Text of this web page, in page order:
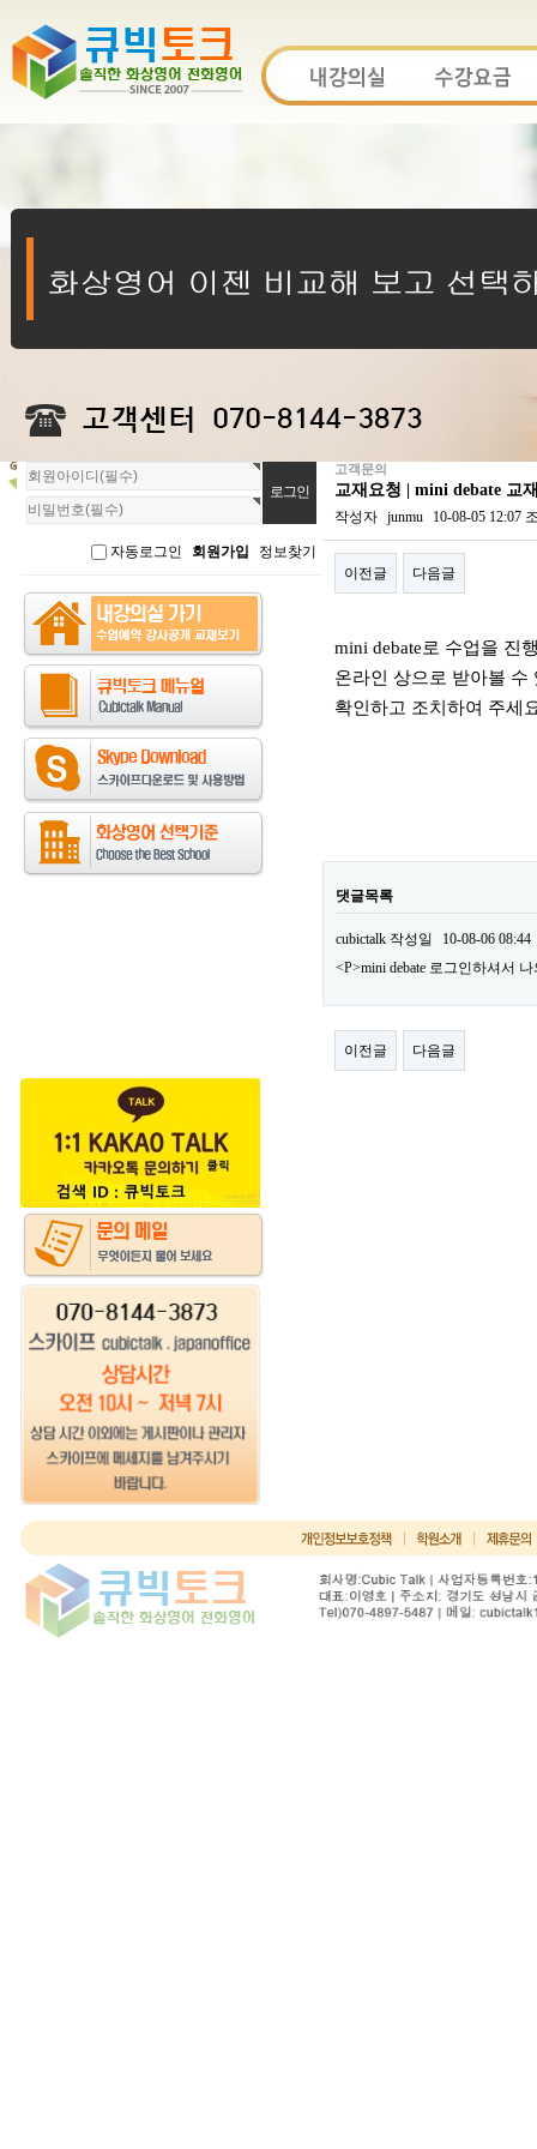
회
원
로
자동로그인 회원가입 정보찾기
고객문의
교재요청 | mini debate 교
작성자 junmu 10-08-05 12:07
이전글 다음글
mini debate로 수업을 진
온라인 상으로 받아볼 수
확인하고 조치하여 주세
댓글목록
cubictalk 작성일
10-08-06 08:44
<P>mini debate 로그인하셔서
이전글 다음글